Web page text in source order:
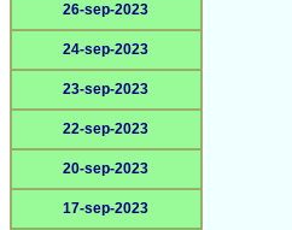
26-sep-2023
24-sep-2023
23-sep-2023
22-sep-2023
20-sep-2023
17-sep-2023